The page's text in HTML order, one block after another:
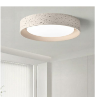
uso residencial, 110V-
120V, tres niveles (luz
cálida/blanca/neutra de
atenuación)